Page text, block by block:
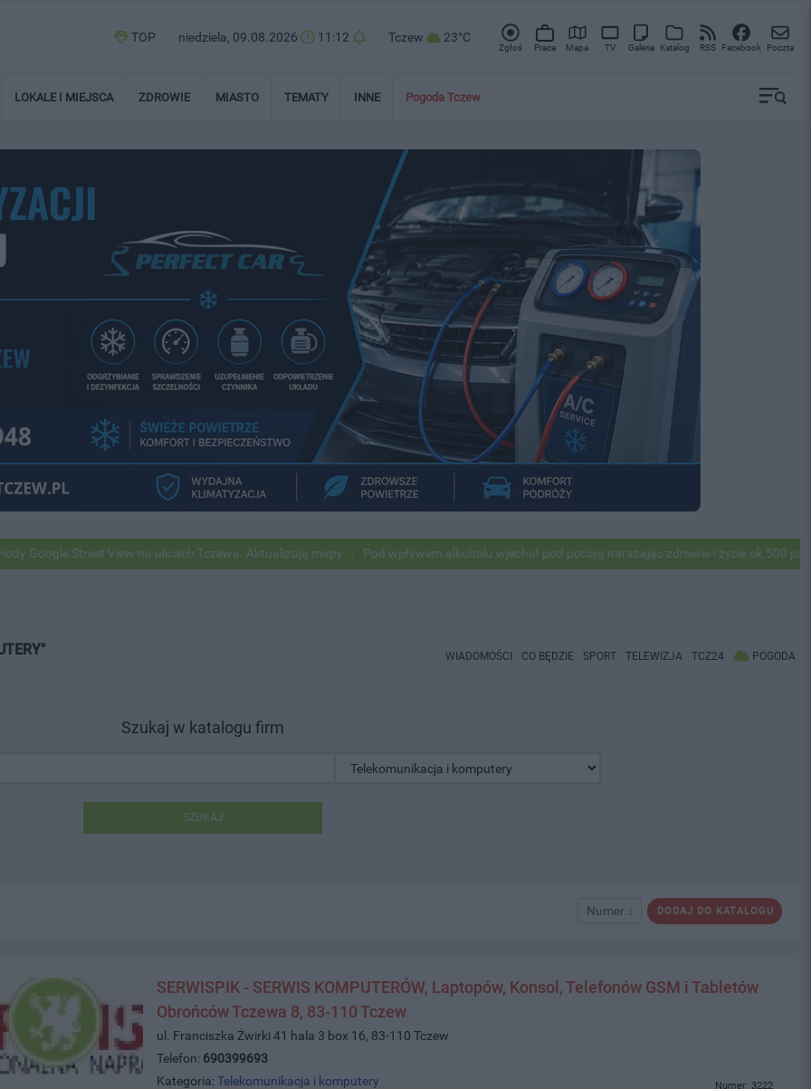
TOP niedziela, 09.08.2026 11:12 Tczew 23°C
Zgłoś Praca Mapa TV Galeria Katalog RSS Facebook Poczta
LOKALE I MIEJSCA ZDROWIE MIASTO TEMATY INNE Pogoda Tczew
Street View na ulicach Tczewa. Aktualizują mapy Pod wpływem alkoholu wjechał pod pociąg narażając zdrowie i życie ok 500 pasażerów!
WIADOMOŚCI CO BĘDZIE SPORT TELEWIZJA TCZ24 POGODA
Szukaj w katalogu firm
SZUKAJ
DODAJ DO KATALOGU
Numer ↓
SERWISPIK - SERWIS KOMPUTERÓW, Laptopów, Konsol, Telefonów GSM i Tabletów
Obrońców Tczewa 8, 83-110 Tczew
ul. Franciszka Żwirki 41 hala 3 box 16, 83-110 Tczew
Telefon: 690399693
Kategoria:Telekomunikacja i komputery Numer: 3222